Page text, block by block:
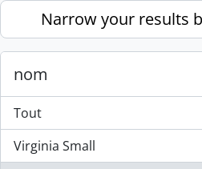
Skip to main content
Narrow your results
nom
Tout
Virginia Small
, 1 résultats